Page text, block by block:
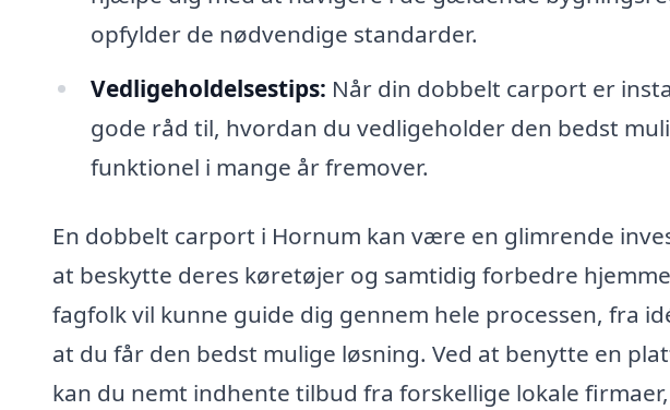
opfylder de nødvendige standarder.
Vedligeholdelsestips: Når din dobbelt carport er
gode råd til, hvordan du vedligeholder den bedst
funktionel i mange år fremover.
En dobbelt carport i Hornum kan være en glimrende
at beskytte deres køretøjer og samtidig forbedre
fagfolk vil kunne guide dig gennem hele processen, fra
at du får den bedst mulige løsning. Ved at benytte en
kan du nemt indhente tilbud fra forskellige lokale